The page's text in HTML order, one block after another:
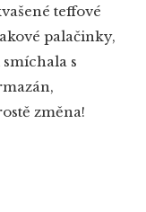
teffové
palačinky,
s
změna!